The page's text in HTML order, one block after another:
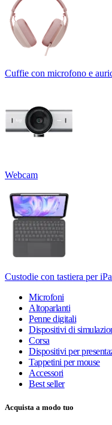
Cuffie con microfono e
Webcam
Custodie con tastiera per
Microfoni
Altoparlanti
Penne digitali
Dispositivi di
Corsa
Dispositivi per
Tappetini per mouse
Accessori
Best seller
Acquista a modo tuo